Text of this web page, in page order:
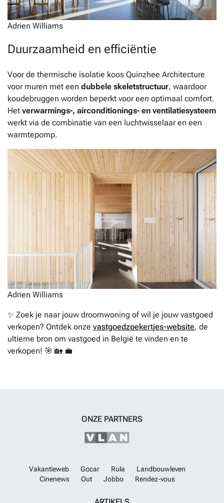
Adrien Williams
Duurzaamheid en efficiëntie
Voor de thermische isolatie koos Quinzhee Architecture
voor muren met een dubbele skeletstructuur, waardoor
koudebruggen worden beperkt voor een optimaal comfort.
Het verwarmings-, airconditionings- en ventilatiesysteem
werkt via de combinatie van een luchtwisselaar en een
warmtepomp.
Adrien Williams
✨ Zoek je naar jouw droomwoning of wil je jouw vastgoed
verkopen? Ontdek onze vastgoedzoekertjes-website, de
ultieme bron om vastgoed in België te vinden en te
verkopen! 🎯 🏡 💼
ONZE PARTNERS
Vakantieweb Gocar Rula
Landbouwleven
Cinenews
Out Jobbo Rendez-vous